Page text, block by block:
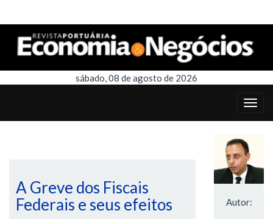
sábado, 08 de agosto de 2026
A Greve dos Fiscais
Federais e seus efeitos
Autor: